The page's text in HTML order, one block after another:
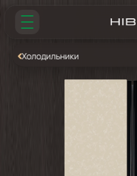
Холодильники